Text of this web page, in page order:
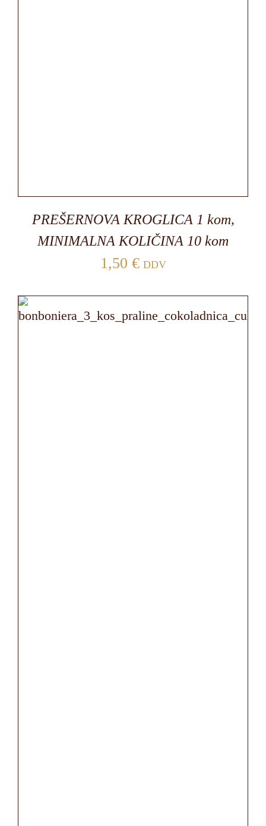
PREŠERNOVA KROGLICA 1 kom,
MINIMALNA KOLIČINA 10 kom
1,50 € DDV